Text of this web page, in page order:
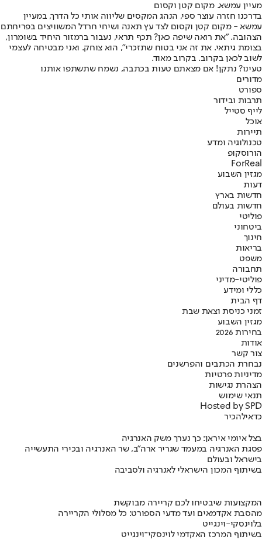
מעיין עמשא. מקום קטן וקסום
בדרכנו חזרה עוצר ספי, הנהג המקסים שליווה אותי כל הדרך, במעיין
עמשא - מקום קטן וקסום לצד עץ תאנה ושיחי חרדל המשוויצים בפריחתם
הצהובה. "את רואה שיפה כאן? תכף תראי, נעבור ברמזור היחיד בשומרון,
בצומת גיתאי. את זה אני בטוח שתזכרי", הוא צוחק. ואני מבטיחה לעצמי
לשוב לכאן בקרוב. בקרוב מאוד.
טעינו? נתקן! אם מצאתם טעות בכתבה, נשמח שתשתפו אותנו
מדורים
ספורט
תרבות ובידור
לייף סטייל
אוכל
תיירות
טכנולוגיה ומדע
הורוסקופ
ForReal
מגזין השבוע
דעות
חדשות בארץ
חדשות בעולם
פוליטי
ביטחוני
חינוך
בריאות
משפט
תחבורה
פוליטי-מדיני
כללי ומידע
דף הבית
זמני כניסת וצאת שבת
מגזין השבוע
בחירות 2026
אודות
צור קשר
נבחרת הכתבים והפרשנים
מדיניות פרטיות
הצהרת נגישות
תנאי שימוש
Hosted by SPD
כדאילהכיר
בצל איומי איראן: כך נערך משק האנרגיה
פסגת האנרגיה במעמד שגריר ארה"ב, שר האנרגיה ובכירי התעשייה
בישראל ובעולם
בשיתוף המכון הישראלי לאנרגיה ולסביבה
המקצועות שיבטיחו לכם קריירה מבוקשת
מהסבת אקדמאים ועד מדעי הספורט: כל מסלולי הקריירה
בלוינסקי-וינגייט
בשיתוף המרכז האקדמי לוינסקי־וינגייט